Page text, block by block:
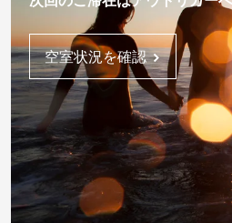
空室状況を確認